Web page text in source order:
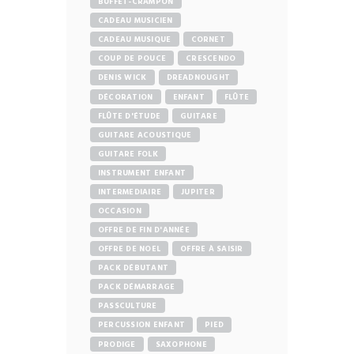
CADEAU MUSICIEN
CADEAU MUSIQUE
CORNET
COUP DE POUCE
CRESCENDO
DENIS WICK
DREADNOUGHT
DÉCORATION
ENFANT
FLÛTE
FLÛTE D'ÉTUDE
GUITARE
GUITARE ACOUSTIQUE
GUITARE FOLK
INSTRUMENT ENFANT
INTERMEDIAIRE
JUPITER
OCCASION
OFFRE DE FIN D'ANNÉE
OFFRE DE NOEL
OFFRE À SAISIR
PACK DÉBUTANT
PACK DÉMARRAGE
PASSCULTURE
PERCUSSION ENFANT
PIED
PRODIGE
SAXOPHONE